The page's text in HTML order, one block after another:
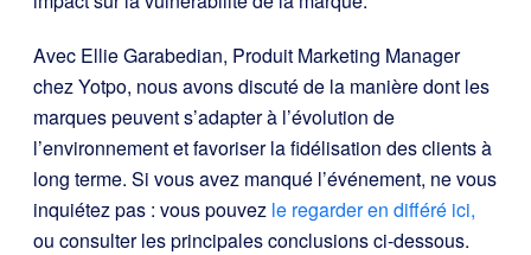
Avec Ellie Garabedian, Produit Marketing Manager
chez Yotpo, nous avons discuté de la manière dont les
marques peuvent s’adapter à l’évolution de
l’environnement et favoriser la fidélisation des clients à
long terme. Si vous avez manqué l’événement, ne vous
inquiétez pas : vous pouvez le regarder en différé ici,
ou consulter les principales conclusions ci-dessous.